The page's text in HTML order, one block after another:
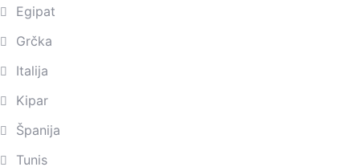
Egipat
Grčka
Italija
Kipar
Španija
Tunis